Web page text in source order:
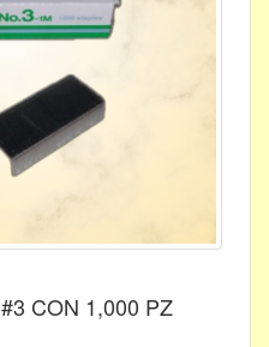
CON 1,000 PZ